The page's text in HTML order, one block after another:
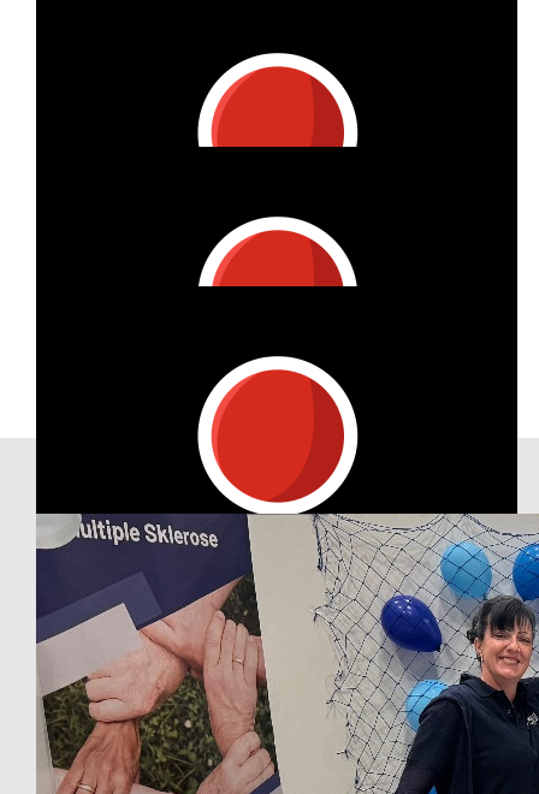
Marco Müller
Melanie Grebe
Hallo Marco Tolle Aktion! Wir waren mal zusammen in der
Schmieder Klinik in Konstanz. Liebe Grüße Melanie
€11.24
Kerstin Siragusa
Vielen lieben Dank Marco für deinen Einsatz
11.24
Our Team Members